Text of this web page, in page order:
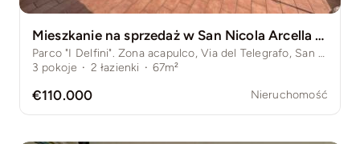
Mieszkanie na sprzedaż w San Nicola Arcella – dwa poziomy, taras, widok na morze i góry
Parco "I Delfini". Zona acapulco, Via del Telegrafo, San Nicola Arcella, Włochy
3 pokoje · 2 łazienki · 67m²
€110.000 Nieruchomość